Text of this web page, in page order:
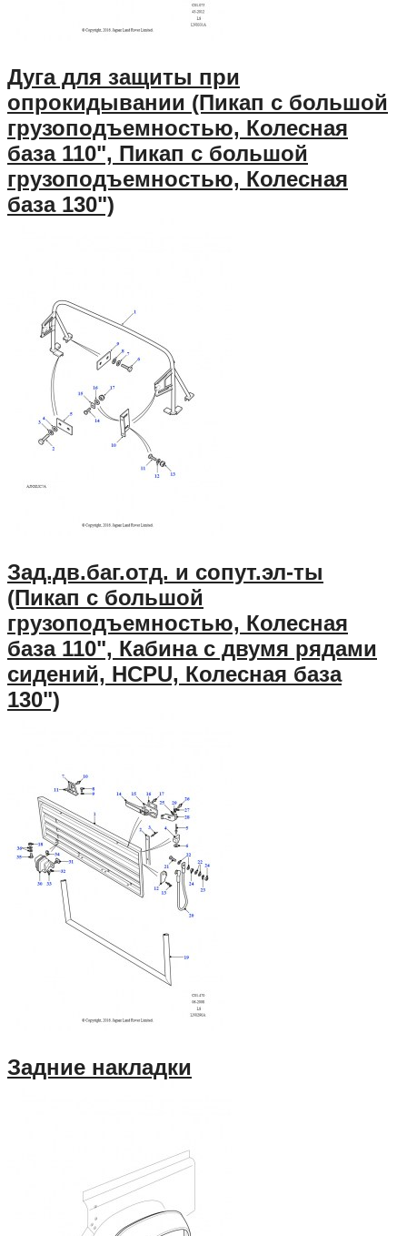
Дуга для защиты при
опрокидывании (Пикап с большой
грузоподъемностью, Колесная
база 110", Пикап с большой
грузоподъемностью, Колесная
база 130")
Зад.дв.баг.отд. и сопут.эл-ты
(Пикап с большой
грузоподъемностью, Колесная
база 110", Кабина с двумя рядами
сидений, HCPU, Колесная база
130")
Задние накладки